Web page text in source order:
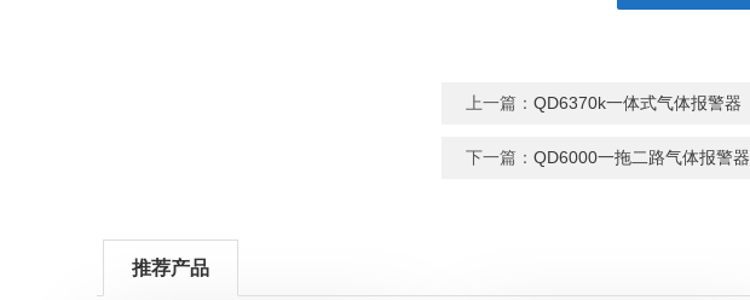
上一篇：QD6370k一体式气体报警器
下一篇：QD6000一拖二路气体报警器
推荐产品